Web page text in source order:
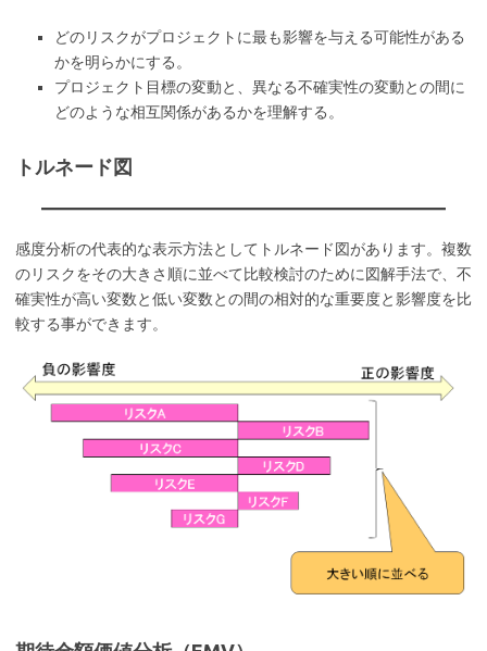
どのリスクがプロジェクトに最も影響を与える可能性がある
かを明らかにする。
プロジェクト目標の変動と、異なる不確実性の変動との間に
どのような相互関係があるかを理解する。
トルネード図
感度分析の代表的な表示方法としてトルネード図があります。複数
のリスクをその大きさ順に並べて比較検討のために図解手法で、不
確実性が高い変数と低い変数との間の相対的な重要度と影響度を比
較する事ができます。